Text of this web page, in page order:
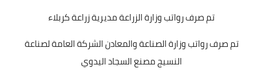
تم صرف رواتب وزارة الزراعة مديرية زراعة كربلاء
تم صرف رواتب وزارة الصناعة والمعادن الشركة العامة لصناعة
النسيج مصنع السجاد اليدوي